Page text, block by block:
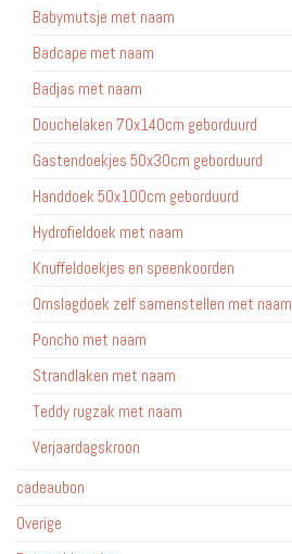
Babymutsje met naam
Badcape met naam
Badjas met naam
Douchelaken 70x140cm geborduurd
Gastendoekjes 50x30cm geborduurd
Handdoek 50x100cm geborduurd
Hydrofieldoek met naam
Knuffeldoekjes en speenkoorden
Omslagdoek zelf samenstellen met naam
Poncho met naam
Strandlaken met naam
Teddy rugzak met naam
Verjaardagskroon
cadeaubon
Overige